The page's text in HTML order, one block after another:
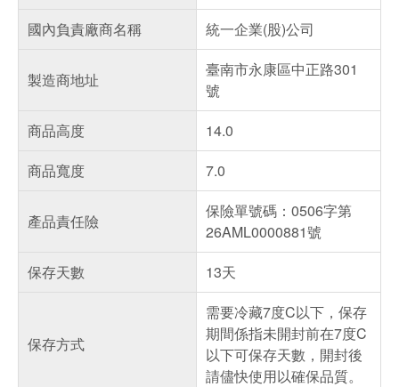
國內負責廠商名稱
統一企業(股)公司
製造商地址
臺南市永康區中正路301
號
商品高度
14.0
商品寬度
7.0
產品責任險
保險單號碼：0506字第
26AML0000881號
保存天數
13天
保存方式
需要冷藏7度C以下，保存
期間係指未開封前在7度C
以下可保存天數，開封後
請儘快使用以確保品質。